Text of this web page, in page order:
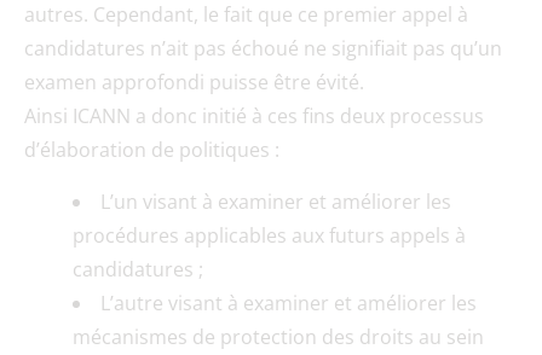
autres. Cependant, le fait que ce premier appel à
candidatures n’ait pas échoué ne signifiait pas qu’un
examen approfondi puisse être évité.
Ainsi ICANN a donc initié à ces fins deux processus
d’élaboration de politiques :
L’un visant à examiner et améliorer les
procédures applicables aux futurs appels à
candidatures ;
L’autre visant à examiner et améliorer les
mécanismes de protection des droits au sein